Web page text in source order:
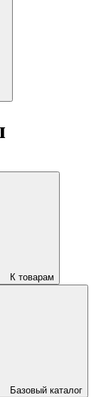
К товарам
Базовый каталог